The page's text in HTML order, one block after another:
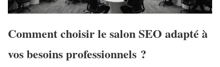
Comment choisir le salon SEO adapté à
vos besoins professionnels ?